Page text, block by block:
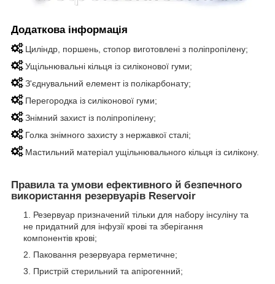
Додаткова інформація
Циліндр, поршень, стопор виготовлені з поліпропілену;
Ущільнювальні кільця із силіконової гуми;
З'єднувальний елемент із полікарбонату;
Перегородка із силіконової гуми;
Знімний захист із поліпропілену;
Голка знімного захисту з нержавкої сталі;
Мастильний матеріал ущільнювального кільця із силікону.
Правила та умови ефективного й безпечного
використання резервуарів Reservoir
Резервуар призначений тільки для набору інсуліну та
не придатний для інфузії крові та зберігання
компонентів крові;
Паковання резервуара герметичне;
Пристрій стерильний та апірогенний;